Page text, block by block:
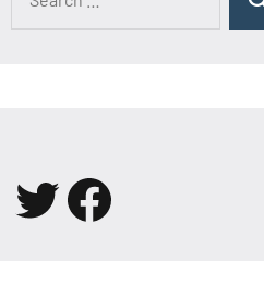
for:
X Facebook